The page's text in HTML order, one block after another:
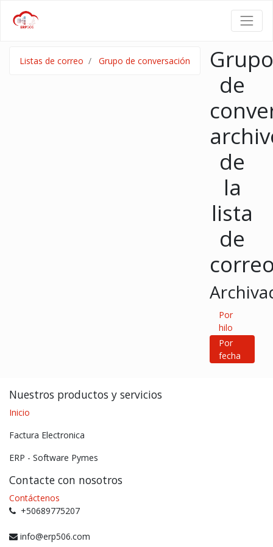
Listas de correo Grupo de conversación
Grupo
de
de
la
lista
de
Por
hilo
Por
fecha
Nuestros productos y servicios
Inicio
Factura Electronica
ERP - Software Pymes
Contacte con nosotros
Contáctenos
+50689775207
info@erp506.com